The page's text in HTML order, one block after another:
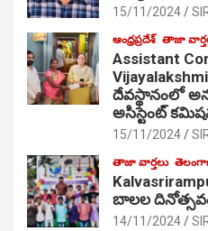
15/11/2024
ఆంధ్రప్రదేశ్ తాజా
Assistant
దేవస్థానంలో
అసిస్టెంట్
15/11/2024
తాజా వార్తలు
బాలల
14/11/2024